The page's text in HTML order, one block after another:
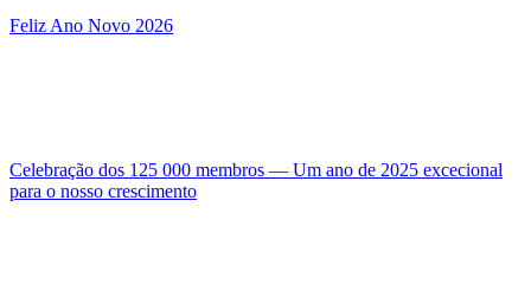
Feliz Ano Novo 2026
Celebração dos 125 000 membros — Um ano de 2025 excecional
para o nosso crescimento